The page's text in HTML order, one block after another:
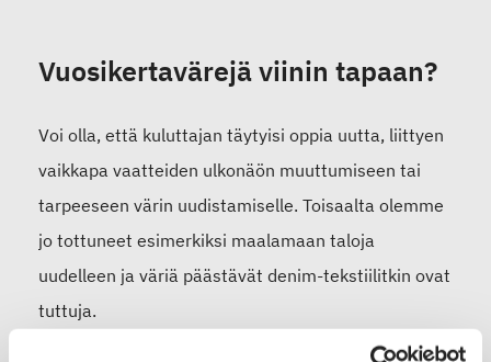
Vuosikertavärejä viinin tapaan?
Voi olla, että kuluttajan täytyisi oppia uutta, liittyen
vaikkapa vaatteiden ulkonäön muuttumiseen tai
tarpeeseen värin uudistamiselle. Toisaalta olemme
jo tottuneet esimerkiksi maalamaan taloja
uudelleen ja väriä päästävät denim-tekstiilitkin ovat
tuttuja.